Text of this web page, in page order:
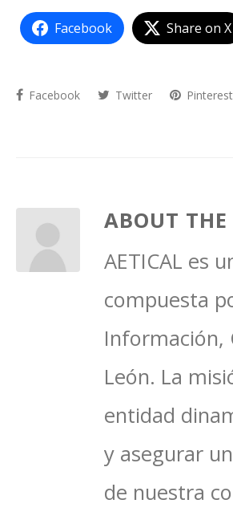
Facebook Share on X
Facebook Twitter Pinterest
ABOUT
AETICAL es
compuesta
Información,
León. La
entidad
y asegurar
de nuestra